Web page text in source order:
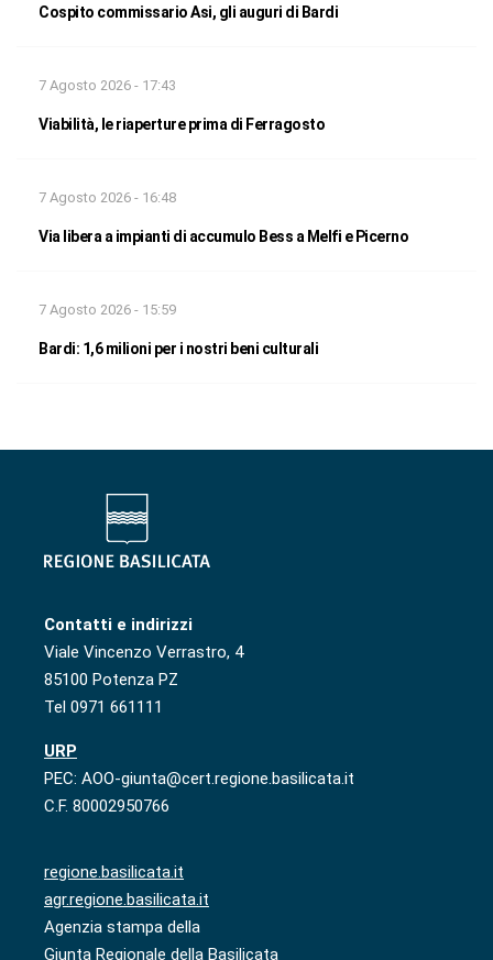
Cospito commissario Asi, gli auguri di Bardi
7 Agosto 2026 - 17:43
Viabilità, le riaperture prima di Ferragosto
7 Agosto 2026 - 16:48
Via libera a impianti di accumulo Bess a Melfi e Picerno
7 Agosto 2026 - 15:59
Bardi: 1,6 milioni per i nostri beni culturali
Contatti e indirizzi
Viale Vincenzo Verrastro, 4
85100 Potenza PZ
Tel 0971 661111
URP
PEC: AOO-giunta@cert.regione.basilicata.it
C.F. 80002950766
regione.basilicata.it
agr.regione.basilicata.it
Agenzia stampa della
Giunta Regionale della Basilicata